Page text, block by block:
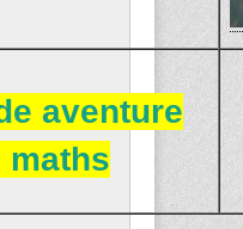
aventure
maths